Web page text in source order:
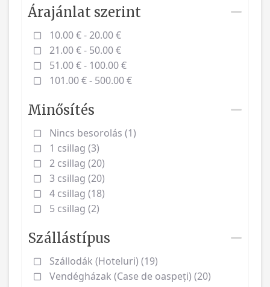
Árajánlat szerint
10.00 € - 20.00 €
21.00 € - 50.00 €
51.00 € - 100.00 €
101.00 € - 500.00 €
Minősítés
Nincs besorolás (1)
1 csillag (3)
2 csillag (20)
3 csillag (20)
4 csillag (18)
5 csillag (2)
Szállástípus
Szállodák (Hoteluri) (19)
Vendégházak (Case de oaspeți) (20)